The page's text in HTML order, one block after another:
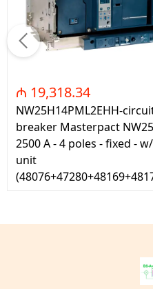
₼ 19,318.34
NW25H14PML2EHH-
breaker Masterpact
2500 A - 4 poles - fixed -
unit